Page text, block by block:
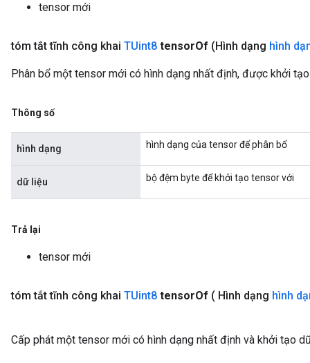
tensor mới
tóm tắt tĩnh công khai TUint8 tensorOf (Hình dạng hình
Phân bổ một tensor mới có hình dạng nhất định, được khởi
Thông số
hình dạng hình dạng của tensor để phân bổ
dữ liệu bộ đệm byte để khởi tạo tensor với
Trả lại
tensor mới
tóm tắt tĩnh công khai TUint8 tensorOf ( Hình dạng hình
Cấp phát một tensor mới có hình dạng nhất định và khởi tạo